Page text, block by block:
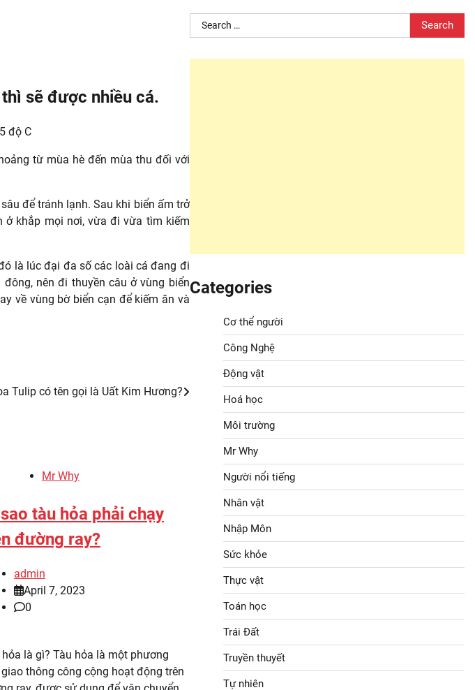
sẽ được nhiều cá.
độ C
từ mùa hè đến mùa thu đối với
để tránh lạnh. Sau khi biển ấm trở
ở khắp mọi nơi, vừa đi vừa tìm kiếm
là lúc đại đa số các loài cá đang đi
nên đi thuyền câu ở vùng biển
về vùng bờ biển cạn để kiếm ăn và
Tulip có tên gọi là Uất Kim Hương?
Mr Why
tàu hỏa phải chạy
đường ray?
admin
April 7, 2023
0
hỏa là gì? Tàu hỏa là một phương
thông công cộng hoạt động trên
Search
for:
Categories
Cơ thể người
Công Nghệ
Động vật
Hoá học
Môi trường
Mr Why
Người nổi tiếng
Nhân vật
Nhập Môn
Sức khỏe
Thực vật
Toán học
Trái Đất
Truyền thuyết
Tự nhiên